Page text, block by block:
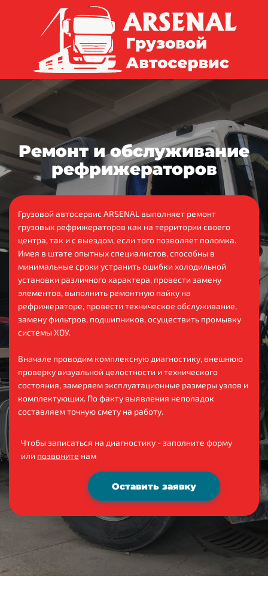
Ремонт и обслуживание
рефрижераторов
Грузовой автосервис ARSENAL выполняет ремонт
грузовых рефрижераторов как на территории своего
центра, так и с выездом, если того позволяет поломка.
Имея в штате опытных специалистов, способны в
минимальные сроки устранить ошибки холодильной
установки различного характера, провести замену
элементов, выполнить ремонтную пайку на
рефрижераторе, провести техническое обслуживание,
замену фильтров, подшипников, осуществить промывку
системы ХОУ.
Вначале проводим комплексную диагностику, внешнюю
проверку визуальной целостности и технического
состояния, замеряем эксплуатационные размеры узлов и
комплектующих. По факту выявления неполадок
составляем точную смету на работу.
Чтобы записаться на диагностику - заполните форму
или позвоните нам
Оставить заявку